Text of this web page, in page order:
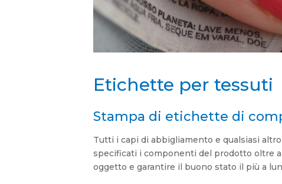
Etichette per tessuti
Stampa di etichette di
Tutti i capi di abbigliamento e qualsiasi
specificati i componenti del prodotto oltre
oggetto e garantire il buono stato il più a